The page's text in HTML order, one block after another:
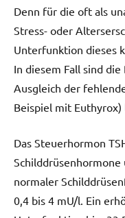
Denn für die oft als
Stress- oder
Unterfunktion dieses
In diesem Fall sind
Ausgleich der
Beispiel mit
Das Steuerhormon
normaler
0,4 bis 4 mU/l. Ein